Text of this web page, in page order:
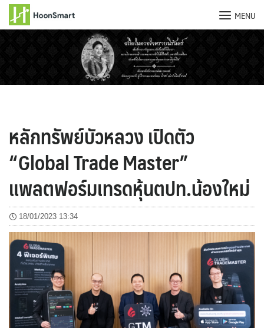
MENU
หลักทรัพย์บัวหลวง เปิดตัว
“Global Trade Master”
แพลตฟอร์มเทรดหุ้นตปท.น้องใหม่
18/01/2023 13:34